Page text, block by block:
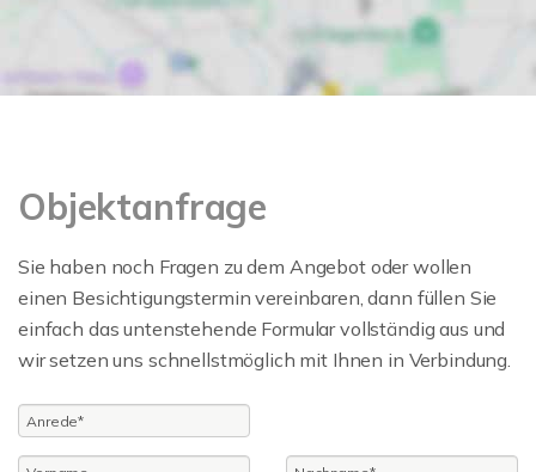
Objektanfrage
Sie haben noch Fragen zu dem Angebot oder wollen
einen Besichtigungstermin vereinbaren, dann füllen Sie
einfach das untenstehende Formular vollständig aus und
wir setzen uns schnellstmöglich mit Ihnen in Verbindung.